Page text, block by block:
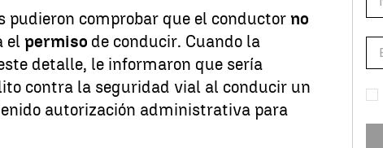
pudieron comprobar que el conductorno
elpermiso de conducir. Cuando la
detalle, le informaron que sería
contra la seguridad vial al conducir un
autorización administrativa para